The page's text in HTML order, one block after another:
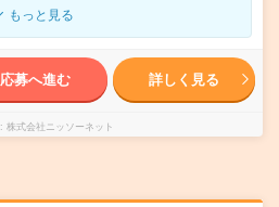
もっと見る
応募へ進む 詳しく見る
株式会社ニッソーネット